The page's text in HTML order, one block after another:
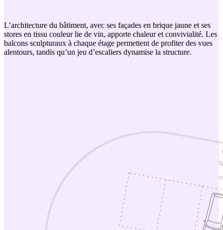
L’architecture du bâtiment, avec ses façades en brique jaune et ses
stores en tissu couleur lie de vin, apporte chaleur et convivialité. Les
balcons sculpturaux à chaque étage permettent de profiter des vues
alentours, tandis qu’un jeu d’escaliers dynamise la structure.